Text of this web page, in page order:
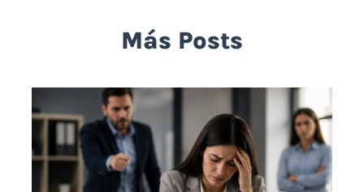
Más Posts